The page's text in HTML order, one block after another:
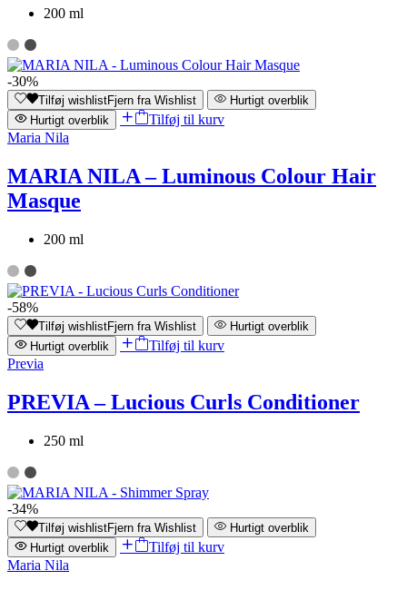
200 ml
-30%
Tilføj wishlistFjern fra Wishlist
Hurtigt overblik
Hurtigt overblik
Tilføj til kurv
Maria Nila
MARIA NILA – Luminous Colour Hair
Masque
200 ml
-58%
Tilføj wishlistFjern fra Wishlist
Hurtigt overblik
Hurtigt overblik
Tilføj til kurv
Previa
PREVIA – Lucious Curls Conditioner
250 ml
-34%
Tilføj wishlistFjern fra Wishlist
Hurtigt overblik
Hurtigt overblik
Tilføj til kurv
Maria Nila